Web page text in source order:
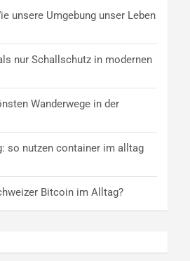
unsere Umgebung unser Leben
nur Schallschutz in modernen
Wanderwege in der
so nutzen container im alltag
Bitcoin im Alltag?